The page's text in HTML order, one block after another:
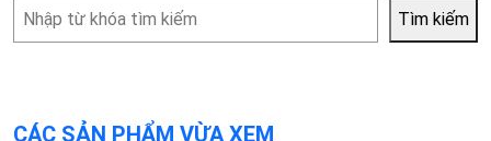
Tìm
Tìm kiếm
CÁC SẢN PHẨM VỪA XEM